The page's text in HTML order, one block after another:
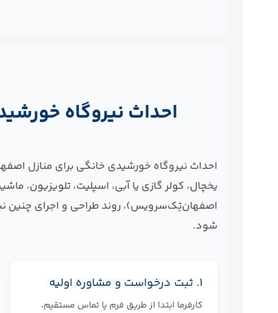
احداث نیروگاه
احداث نیروگاه خورشیدی خانگی برای منازل
یخچال، کولر گازی یا آبی، اسپلیت،
اصفهان‌تِک‌سرویس)، روند طراحی و اجرای چنین
شود.
۱. ثبت درخواست و مشاوره اولیه
کارفرما ابتدا از طریق فرم یا تماس مستقیم،